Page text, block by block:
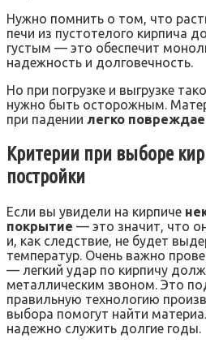
Нужно помнить о том, что
печи из пустотелого кирпича
густым — это обеспечит
надежность и долговечность.
Но при погрузке и выгрузке
нужно быть осторожным.
при падении легко
Критерии при выборе
постройки
Если вы увидели на кирпиче
покрытие — это значит, что
и, как следствие, не будет
температур. Очень важно
— легкий удар по кирпичу
металлическим звоном. Это
правильную технологию
выбора помогут найти
надежно служить долгие годы.